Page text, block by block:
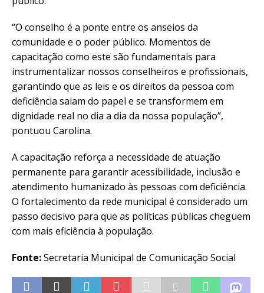
“O conselho é a ponte entre os anseios da
comunidade e o poder público. Momentos de
capacitação como este são fundamentais para
instrumentalizar nossos conselheiros e profissionais,
garantindo que as leis e os direitos da pessoa com
deficiência saiam do papel e se transformem em
dignidade real no dia a dia da nossa população”,
pontuou Carolina.
A capacitação reforça a necessidade de atuação
permanente para garantir acessibilidade, inclusão e
atendimento humanizado às pessoas com deficiência.
O fortalecimento da rede municipal é considerado um
passo decisivo para que as políticas públicas cheguem
com mais eficiência à população.
Fonte:Secretaria Municipal de Comunicação Social